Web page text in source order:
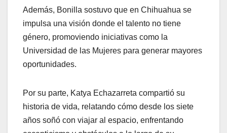
Además, Bonilla sostuvo que en Chihuahua se
impulsa una visión donde el talento no tiene
género, promoviendo iniciativas como la
Universidad de las Mujeres para generar mayores
oportunidades.
Por su parte, Katya Echazarreta compartió su
historia de vida, relatando cómo desde los siete
años soñó con viajar al espacio, enfrentando